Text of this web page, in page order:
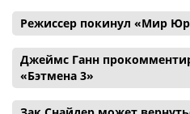
Режиссер покинул «Мир
Джеймс Ганн
«Бэтмена 3»